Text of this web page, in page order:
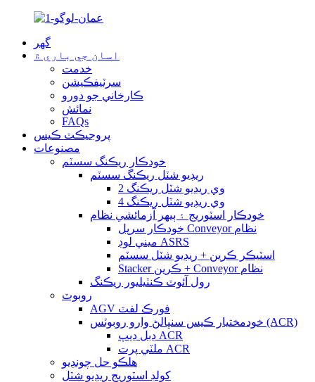
گهر
اسان جي باري ۾
خدمت
سرٽيفڪيشن
ڪارخاني جو دورو
نمائش
FAQs
پروجيڪٽ ڪيس
مصنوعات
خودڪار ريڪنگ سسٽم
ريڊيو شٽل ريڪنگ سسٽم
2 وي ريڊيو شٽل ريڪنگ
4 وي ريڊيو شٽل ريڪنگ
خودڪار اسٽوريج ۽ ٻيهر آزمائشي نظام
خودڪار سرپل Conveyor نظام
ميني لوڊ ASRS
اسٽيڪر ڪرين + ريڊيو شٽل سسٽم
Stacker ڪرين + Conveyor نظام
رول آئوٽ ڪنٽيليور ريڪنگ
روبوٽ
AGV فورڪ لفٽ
خودمختيار ڪيس سنڀالڻ وارو روبوٽس (ACR)
ڊبل ڊيپ ACR
ملٽي پرت ACR
هلڪو حل چونڊيو
کولڊ اسٽوريج ريڊيو شٽل